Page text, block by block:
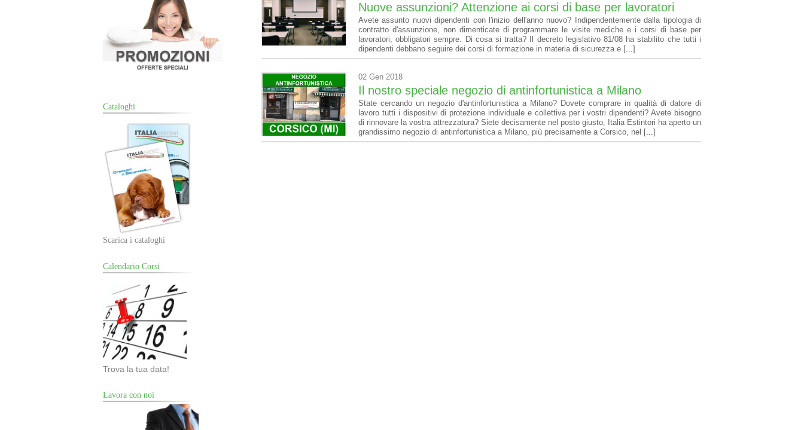
Cataloghi
Scarica i cataloghi
Calendario Corsi
Trova la tua data!
Lavora con noi
Nuove assunzioni? Attenzione ai corsi di base per lavoratori
Avete assunto nuovi dipendenti con l'inizio dell'anno nuovo? Indipendentemente dalla tipologia di
contratto d'assunzione, non dimenticate di programmare le visite mediche e i corsi di base per
lavoratori, obbligatori sempre. Di cosa si tratta? Il decreto legislativo 81/08 ha stabilito che tutti i
dipendenti debbano seguire dei corsi di formazione in materia di sicurezza e [...]
02 Gen 2018
Il nostro speciale negozio di antinfortunistica a Milano
State cercando un negozio d'antinfortunistica a Milano? Dovete comprare in qualità di datore di
lavoro tutti i dispositivi di protezione individuale e collettiva per i vostri dipendenti? Avete bisogno
di rinnovare la vostra attrezzatura? Siete decisamente nel posto giusto, Italia Estintori ha aperto un
grandissimo negozio di antinfortunistica a Milano, più precisamente a Corsico, nel [...]